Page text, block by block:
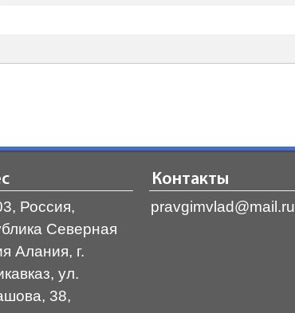
Россия,
Северная
Алания, г.
ул.
38,
Контакты
pravgimvlad@mail.ru